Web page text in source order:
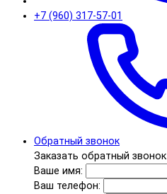
+7 (960) 317-57-01
Обратный звонок
Заказать обратный звонок
Ваше имя:
Ваш телефон: